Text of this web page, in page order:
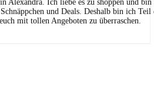
Alexandra. Ich liebe es zu shoppen und
und Deals. Deshalb bin ich Teil
mit tollen Angeboten zu überraschen.